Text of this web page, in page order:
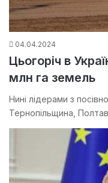
04.04.2024
Цьогоріч в
млн га земель
Нині лідерами з
Тернопільщина,